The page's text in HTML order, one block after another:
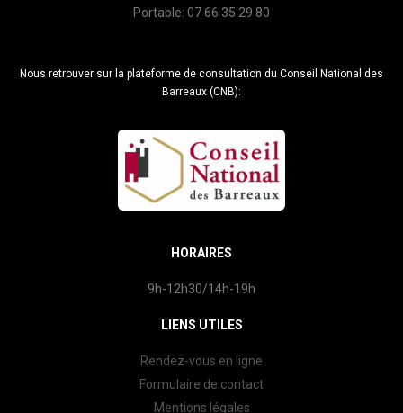
Portable: 07 66 35 29 80
Nous retrouver sur la plateforme de consultation du Conseil National des
Barreaux (CNB):
HORAIRES
9h-12h30/14h-19h
LIENS UTILES
Rendez-vous en ligne
Formulaire de contact
Mentions légales